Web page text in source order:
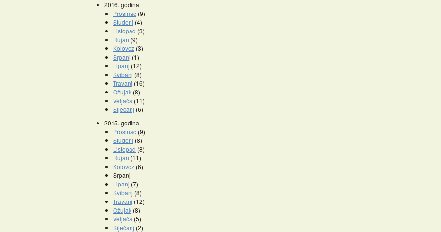
2016. godina
Prosinac (9)
Studeni (4)
Listopad (3)
Rujan (9)
Kolovoz (3)
Srpanj (1)
Lipanj (12)
Svibanj (8)
Travanj (16)
Ožujak (8)
Veljača (11)
Siječanj (6)
2015. godina
Prosinac (9)
Studeni (8)
Listopad (8)
Rujan (11)
Kolovoz (6)
Srpanj
Lipanj (7)
Svibanj (8)
Travanj (12)
Ožujak (8)
Veljača (5)
Siječanj (2)